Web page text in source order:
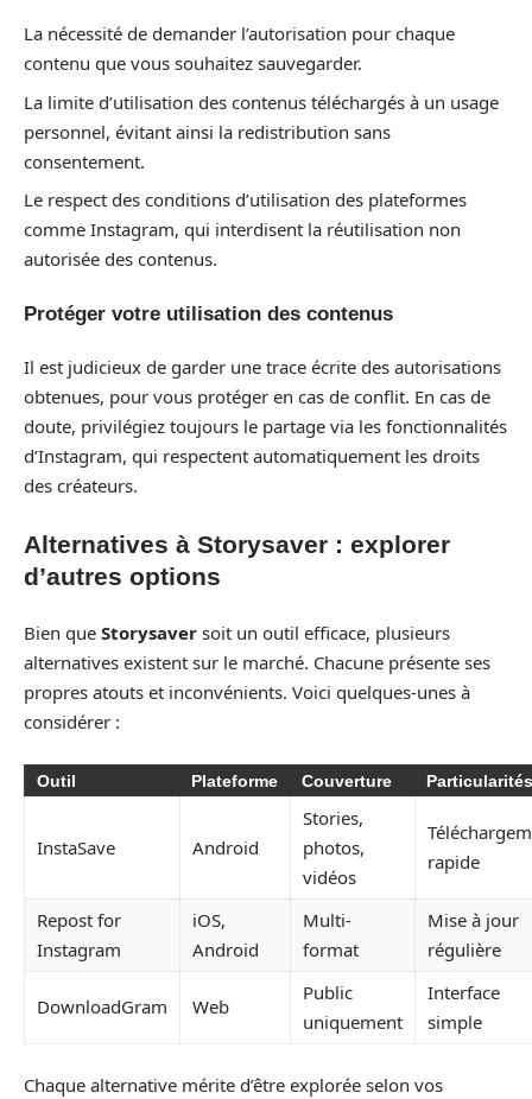
La nécessité de demander l’autorisation pour chaque
contenu que vous souhaitez sauvegarder.
La limite d’utilisation des contenus téléchargés à un usage
personnel, évitant ainsi la redistribution sans
consentement.
Le respect des conditions d’utilisation des plateformes
comme Instagram, qui interdisent la réutilisation non
autorisée des contenus.
Protéger votre utilisation des contenus
Il est judicieux de garder une trace écrite des autorisations
obtenues, pour vous protéger en cas de conflit. En cas de
doute, privilégiez toujours le partage via les fonctionnalités
d’Instagram, qui respectent automatiquement les droits
des créateurs.
Alternatives à Storysaver : explorer
d’autres options
Bien que Storysaver soit un outil efficace, plusieurs
alternatives existent sur le marché. Chacune présente ses
propres atouts et inconvénients. Voici quelques-unes à
considérer :
Outil Plateforme Couverture Particularités
InstaSave Android
Stories,
photos,
vidéos
rapide
Repost for
Instagram
iOS,
Android
Multi-
format
Mise à jour
régulière
DownloadGram Web
Public
uniquement
Interface
simple
Chaque alternative mérite d’être explorée selon vos